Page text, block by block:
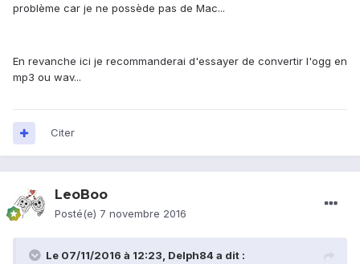
problème car je ne possède pas de Mac...
En revanche ici je recommanderai d'essayer de convertir l'ogg en
mp3 ou wav...
Citer
LeoBoo
Posté(e) 7 novembre 2016
Le 07/11/2016 à 12:23, Delph84 a dit :